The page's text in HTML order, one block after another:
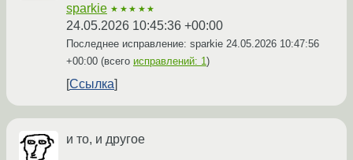
sparkie ★★★★★
24.05.2026 10:45:36 +00:00
Последнее исправление: sparkie 24.05.2026 10:47:56
+00:00 (всего исправлений: 1 )
Ссылка
и то, и другое